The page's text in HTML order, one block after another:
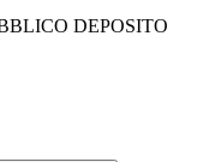
DEPOSITO